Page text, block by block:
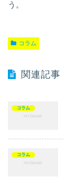
う。
コラム
関連記事
コラム
コラム